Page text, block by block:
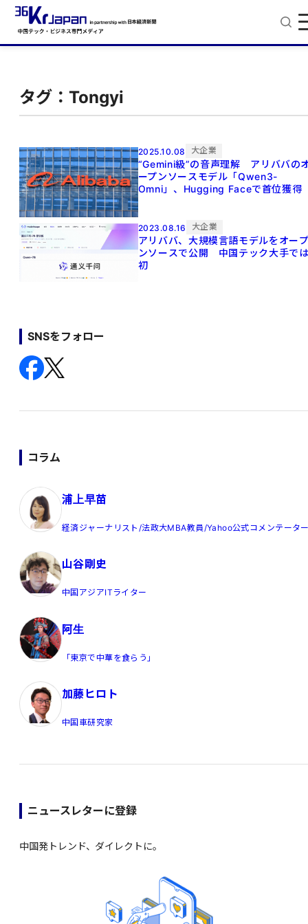
タグ：Tongyi
2025.10.08 大企業
“Gemini級”の音声理解 アリババの
ープンソースモデル「Qwen3-
Omni」、Hugging Faceで首位獲得
2023.08.16 大企業
アリババ、大規模言語モデルをオー
ンソースで公開 中国テック大手で
初
SNSをフォロー
コラム
浦上早苗
経済ジャーナリスト/法政大MBA教員/Yahoo公式コメンテータ
山谷剛史
中国アジアITライター
阿生
「東京で中華を食らう」
加藤ヒロト
中国車研究家
ニュースレターに登録
中国発トレンド、ダイレクトに。